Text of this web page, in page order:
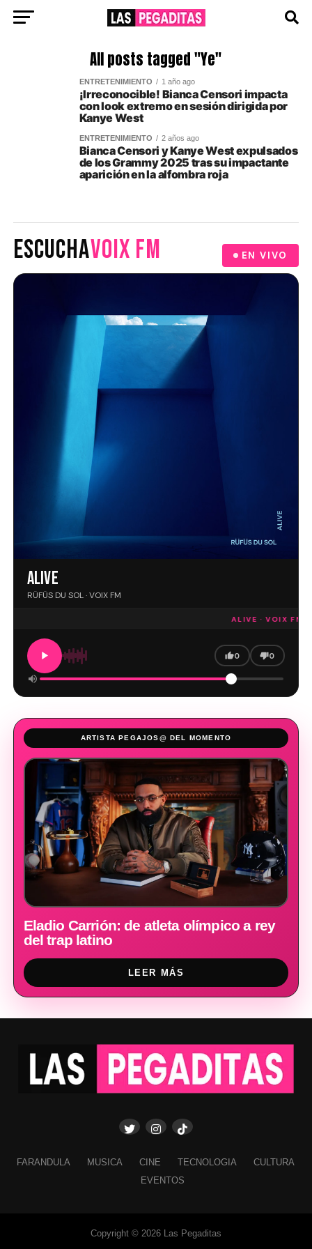
All posts tagged "Ye"
ENTRETENIMIENTO 1 año ago
¡Irreconocible! Bianca Censori impacta
con look extremo en sesión dirigida por
Kanye West
ENTRETENIMIENTO 2 años ago
Bianca Censori y Kanye West expulsados
de los Grammy 2025 tras su impactante
aparición en la alfombra roja
ESCUCHAVOIX FM EN VIVO
ALIVE
RÜFÜS DU SOL · VOIX FM
ALIVE · VOIX FM
0 0
ARTISTA PEGAJOS@ DEL MOMENTO
Eladio Carrión: de atleta olímpico a rey
del trap latino
LEER MÁS
FARANDULA MUSICA CINE TECNOLOGIA
CULTURA
EVENTOS
Copyright © 2026 Las Pegaditas